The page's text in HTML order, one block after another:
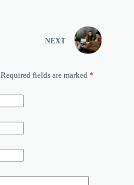
NEXT
Required fields are marked *